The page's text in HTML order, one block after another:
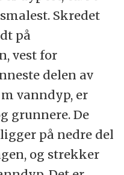
Skredet
på
vest for
delen av
vanndyp, er
grunnere. De
på nedre del
og strekker